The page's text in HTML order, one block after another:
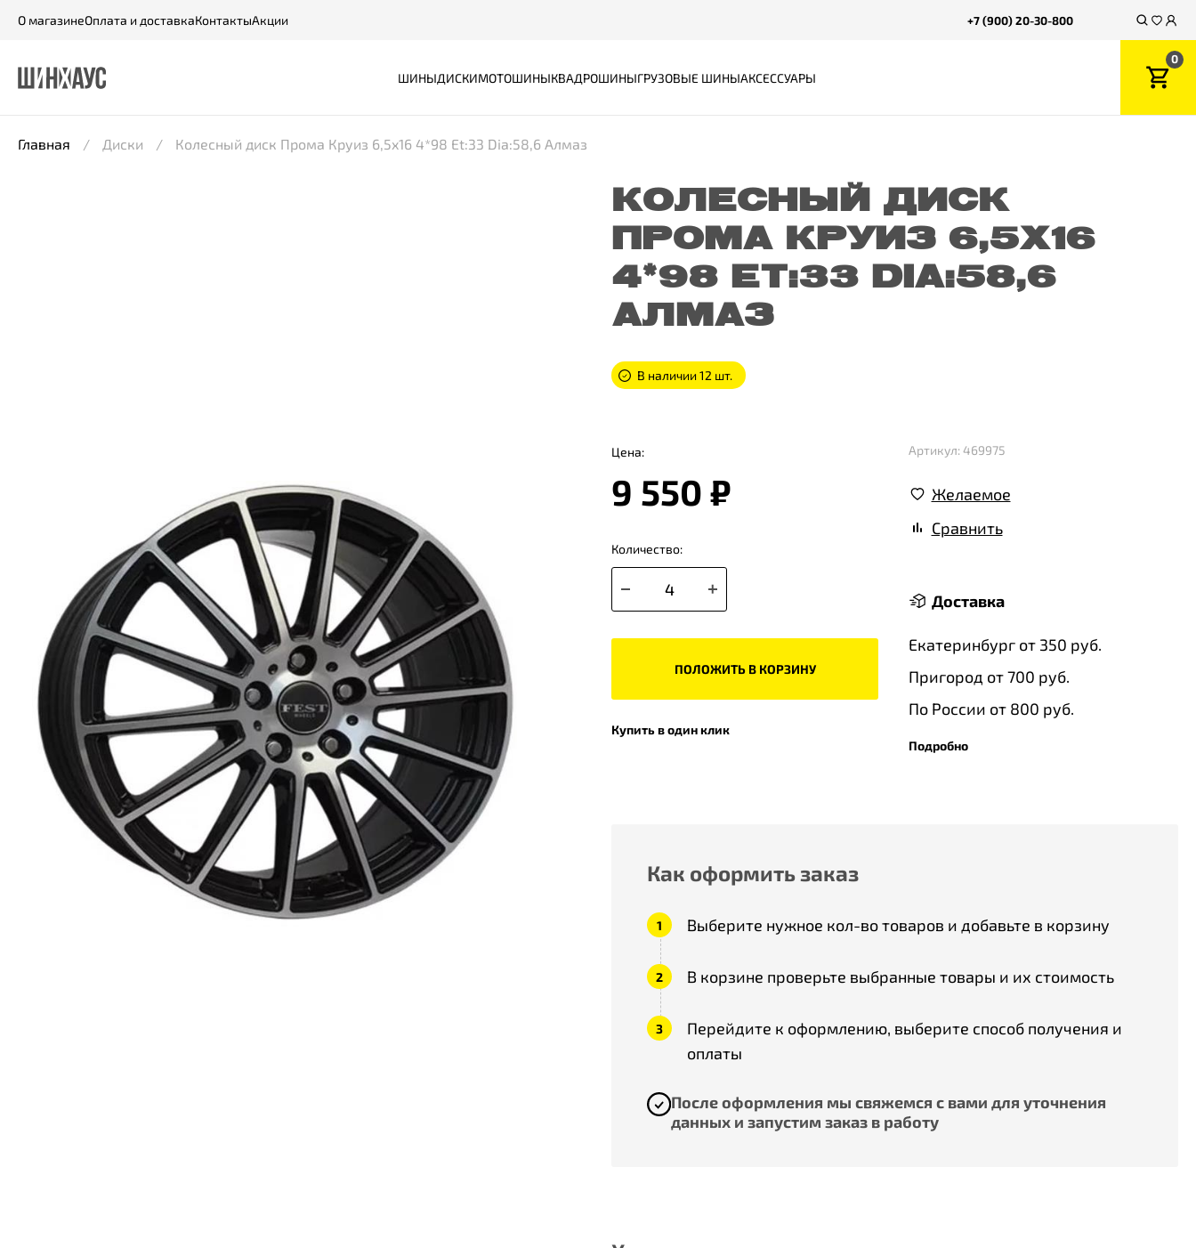
О магазинеОплата и доставкаКонтактыАкции +7 (900) 20-30-800
ШИНЫДИСКИМОТОШИНЫКВАДРОШИНЫГРУЗОВЫЕ ШИНЫАКСЕССУАРЫ
0
Главная Диски Колесный диск Прома Круиз 6,5x16 4*98 Et:33 Dia:58,6 Алмаз
КОЛЕСНЫЙ ДИСК
ПРОМА КРУИЗ 6,5X16
4*98 ET:33 DIA:58,6
АЛМАЗ
В наличии 12 шт.
Цена:
9 550 ₽
Количество:
ПОЛОЖИТЬ В КОРЗИНУ
Купить в один клик
Артикул: 469975
Желаемое
Сравнить
Доставка
Екатеринбург от 350 руб.
Пригород от 700 руб.
По России от 800 руб.
Подробно
Как оформить заказ
Выберите нужное кол-во товаров и добавьте в корзину
В корзине проверьте выбранные товары и их стоимость
Перейдите к оформлению, выберите способ получения и
оплаты
После оформления мы свяжемся с вами для уточнения
данных и запустим заказ в работу